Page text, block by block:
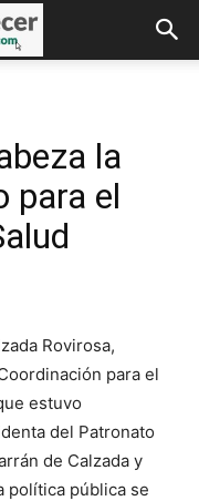
la
para el
Rovirosa,
para el
estuvo
del Patronato
de Calzada y
política pública se